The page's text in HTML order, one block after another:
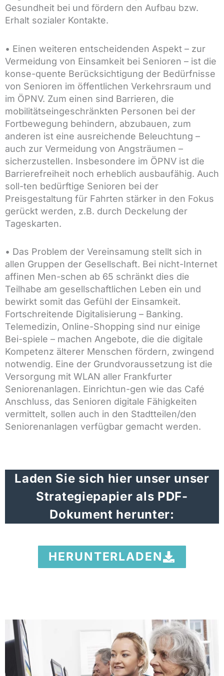
Gesundheit bei und fördern den Aufbau bzw.
Erhalt sozialer Kontakte.
• Einen weiteren entscheidenden Aspekt – zur
Vermeidung von Einsamkeit bei Senioren – ist die
konse-quente Berücksichtigung der Bedürfnisse
von Senioren im öffentlichen Verkehrsraum und
im ÖPNV. Zum einen sind Barrieren, die
mobilitätseingeschränkten Personen bei der
Fortbewegung behindern, abzubauen, zum
anderen ist eine ausreichende Beleuchtung –
auch zur Vermeidung von Angsträumen –
sicherzustellen. Insbesondere im ÖPNV ist die
Barrierefreiheit noch erheblich ausbaufähig. Auch
soll-ten bedürftige Senioren bei der
Preisgestaltung für Fahrten stärker in den Fokus
gerückt werden, z.B. durch Deckelung der
Tageskarten.
• Das Problem der Vereinsamung stellt sich in
allen Gruppen der Gesellschaft. Bei nicht-Internet
affinen Men-schen ab 65 schränkt dies die
Teilhabe am gesellschaftlichen Leben ein und
bewirkt somit das Gefühl der Einsamkeit.
Fortschreitende Digitalisierung – Banking.
Telemedizin, Online-Shopping sind nur einige
Bei-spiele – machen Angebote, die die digitale
Kompetenz älterer Menschen fördern, zwingend
notwendig. Eine der Grundvoraussetzung ist die
Versorgung mit WLAN aller Frankfurter
Seniorenanlagen. Einrichtun-gen wie das Café
Anschluss, das Senioren digitale Fähigkeiten
vermittelt, sollen auch in den Stadtteilen/den
Seniorenanlagen verfügbar gemacht werden.
Laden Sie sich hier unser unser
Strategiepapier als PDF-
Dokument herunter:
HERUNTERLADEN